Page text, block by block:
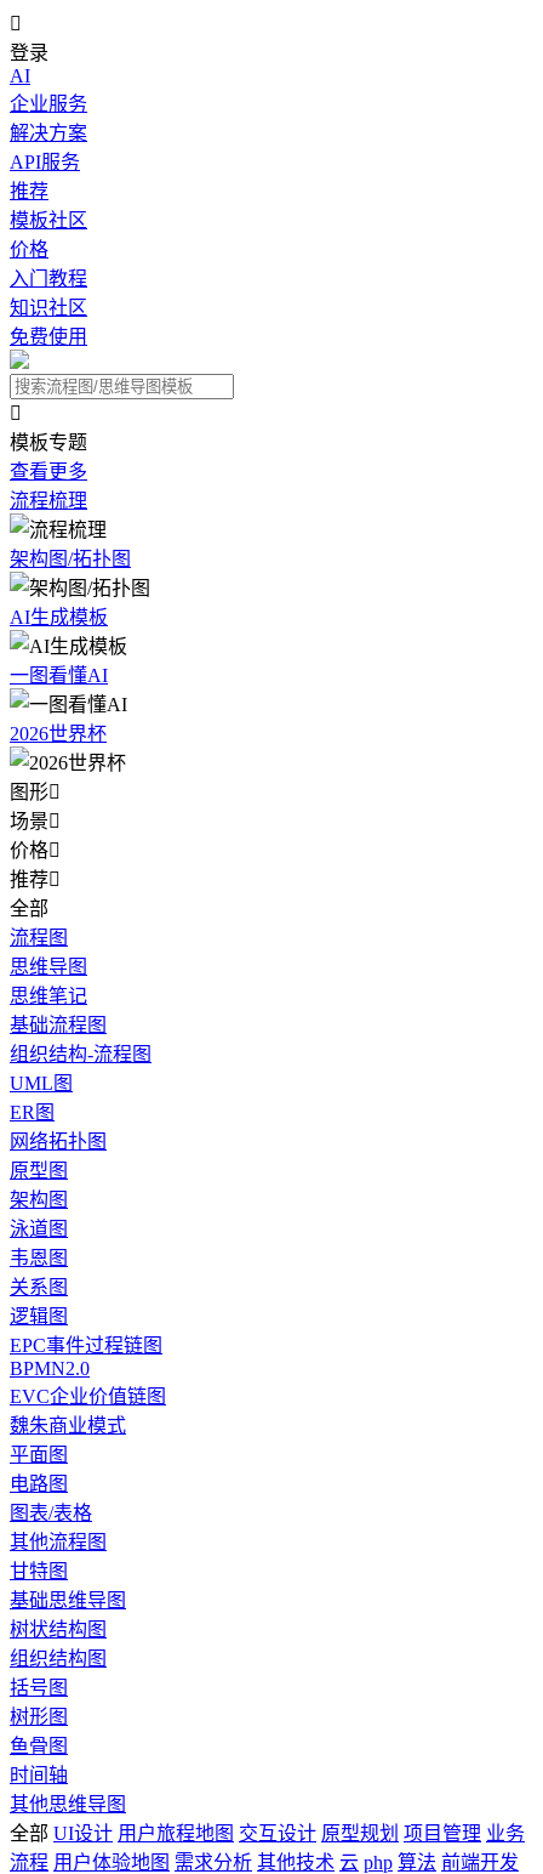

登录
AI
企业服务
解决方案
API服务
推荐
模板社区
价格
入门教程
知识社区
免费使用

模板专题
查看更多
流程梳理
架构图/拓扑图
AI生成模板
一图看懂AI
2026世界杯
图形
场景
价格
推荐
全部
流程图
思维导图
思维笔记
基础流程图
组织结构-流程图
UML图
ER图
网络拓扑图
原型图
架构图
泳道图
韦恩图
关系图
逻辑图
EPC事件过程链图
BPMN2.0
EVC企业价值链图
魏朱商业模式
平面图
电路图
图表/表格
其他流程图
甘特图
基础思维导图
树状结构图
组织结构图
括号图
树形图
鱼骨图
时间轴
其他思维导图
全部 UI设计 用户旅程地图 交互设计 原型规划 项目管理 业务
流程 用户体验地图 需求分析 其他技术 云 php 算法 前端开发